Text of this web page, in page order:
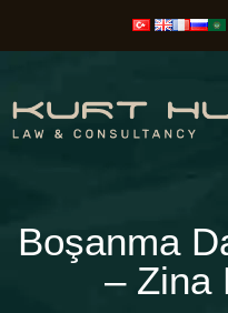
Boşanma
– Zina